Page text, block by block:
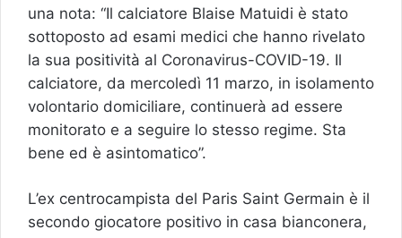
una nota: “Il calciatore Blaise Matuidi è stato
sottoposto ad esami medici che hanno rivelato
la sua positività al Coronavirus-COVID-19. Il
calciatore, da mercoledì 11 marzo, in isolamento
volontario domiciliare, continuerà ad essere
monitorato e a seguire lo stesso regime. Sta
bene ed è asintomatico”.
L’ex centrocampista del Paris Saint Germain è il
secondo giocatore positivo in casa bianconera,